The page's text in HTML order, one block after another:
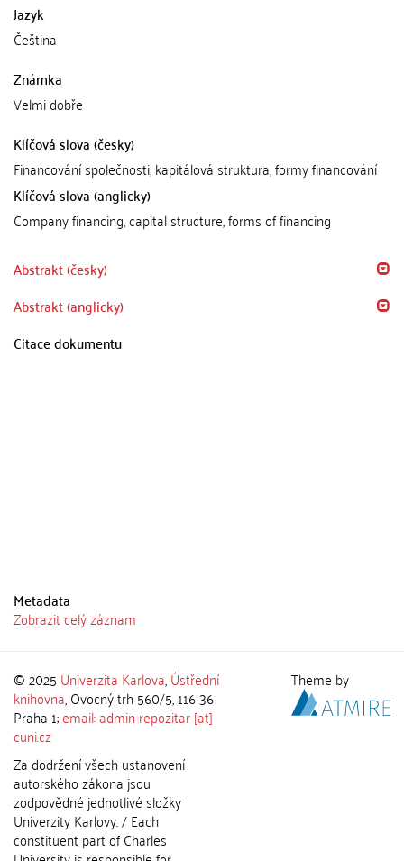
Jazyk
Čeština
Známka
Velmi dobře
Klíčová slova (česky)
Financování společnosti, kapitálová struktura, formy financování
Klíčová slova (anglicky)
Company financing, capital structure, forms of financing
Abstrakt (česky)
Abstrakt (anglicky)
Citace dokumentu
Metadata
Zobrazit celý záznam
© 2025 Univerzita Karlova,Ústřední
knihovna, Ovocný trh 560/5, 116 36
Praha 1;email: admin-repozitar [at]
cuni.cz
Za dodržení všech ustanovení
autorského zákona jsou
zodpovědné jednotlivé složky
Univerzity Karlovy. / Each
constituent part of Charles
Theme by